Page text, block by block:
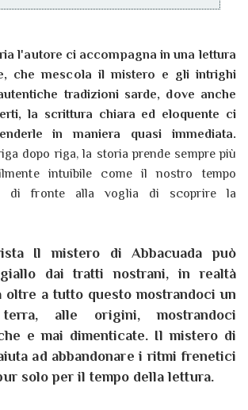
l'autore ci accompagna in una lettura
che mescola il mistero e gli intrighi
tradizioni sarde, dove anche
la scrittura chiara ed eloquente ci
in maniera quasi immediata.
dopo riga, la storia prende sempre più
intuibile come il nostro tempo
di fronte alla voglia di scoprire la
Il mistero di Abbacuada può
dai tratti nostrani, in realtà
oltre a tutto questo mostrandoci un
alle origini, mostrandoci
e mai dimenticate. Il mistero di
ad abbandonare i ritmi frenetici
solo per il tempo della lettura.